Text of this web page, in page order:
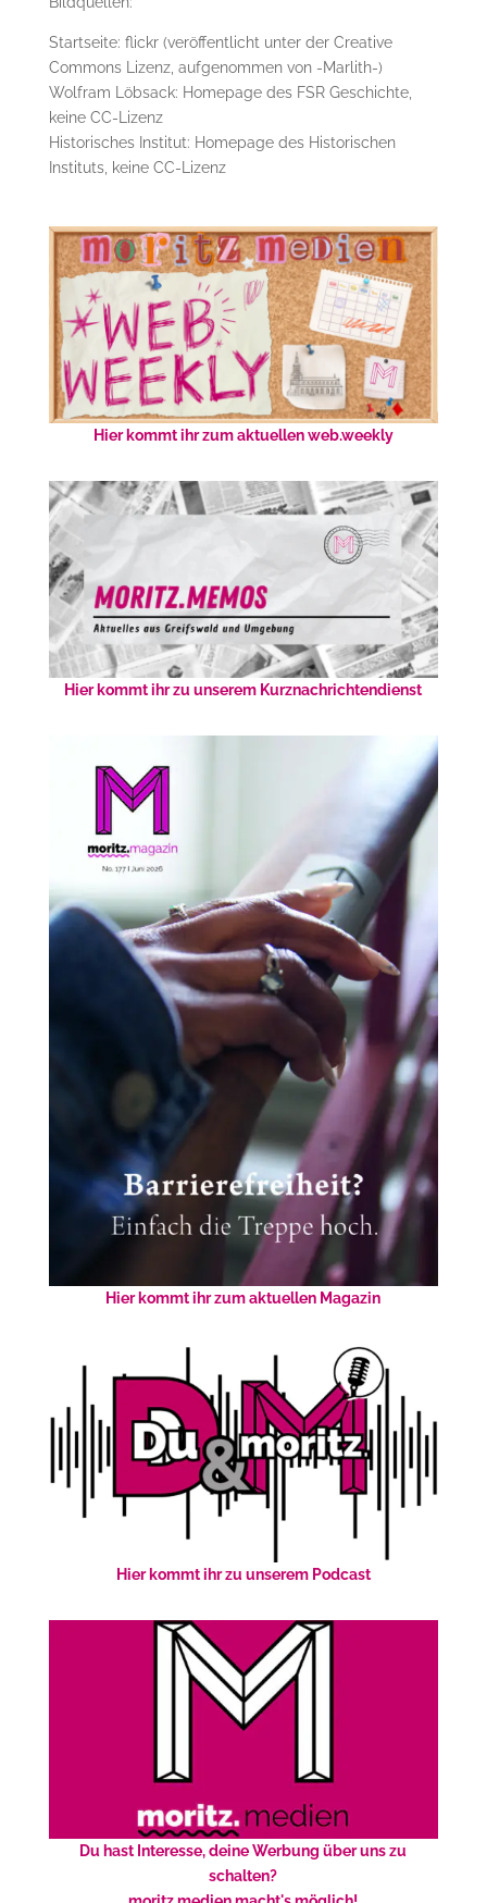
Startseite: flickr (veröffentlicht unter der Creative
Commons Lizenz, aufgenommen von -Marlith-)
Wolfram Löbsack: Homepage des FSR Geschichte,
keine CC-Lizenz
Historisches Institut: Homepage des Historischen
Instituts, keine CC-Lizenz
Hier kommt ihr zum aktuellen web.weekly
Hier kommt ihr zu unserem Kurznachrichtendienst
Hier kommt ihr zum aktuellen Magazin
Hier kommt ihr zu unserem Podcast
Du hast Interesse, deine Werbung über uns zu
schalten?